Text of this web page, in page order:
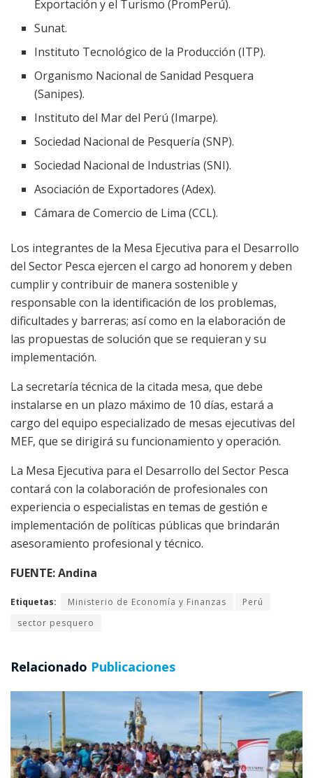
Exportación y el Turismo (PromPerú).
Sunat.
Instituto Tecnológico de la Producción (ITP).
Organismo Nacional de Sanidad Pesquera
(Sanipes).
Instituto del Mar del Perú (Imarpe).
Sociedad Nacional de Pesquería (SNP).
Sociedad Nacional de Industrias (SNI).
Asociación de Exportadores (Adex).
Cámara de Comercio de Lima (CCL).
Los integrantes de la Mesa Ejecutiva para el Desarrollo
del Sector Pesca ejercen el cargo ad honorem y deben
cumplir y contribuir de manera sostenible y
responsable con la identificación de los problemas,
dificultades y barreras; así como en la elaboración de
las propuestas de solución que se requieran y su
implementación.
La secretaría técnica de la citada mesa, que debe
instalarse en un plazo máximo de 10 días, estará a
cargo del equipo especializado de mesas ejecutivas del
MEF, que se dirigirá su funcionamiento y operación.
La Mesa Ejecutiva para el Desarrollo del Sector Pesca
contará con la colaboración de profesionales con
experiencia o especialistas en temas de gestión e
implementación de políticas públicas que brindarán
asesoramiento profesional y técnico.
FUENTE: Andina
Etiquetas: Ministerio de Economía y Finanzas
Perú
sector pesquero
Relacionado Publicaciones